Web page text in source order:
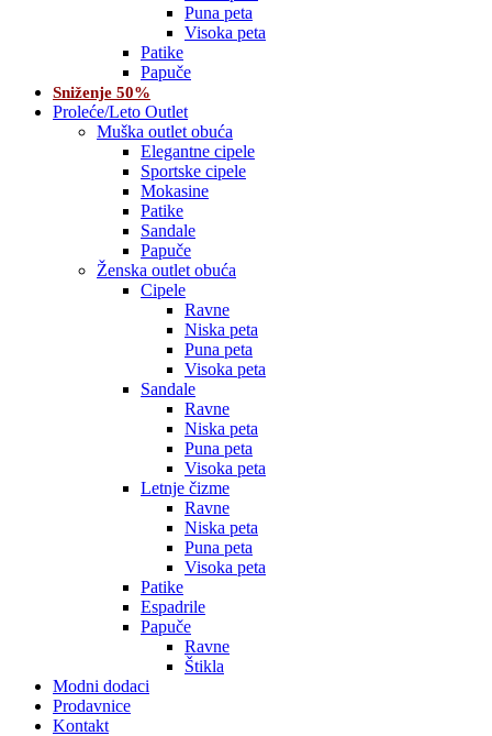
Puna peta
Visoka peta
Patike
Papuče
Sniženje 50%
Proleće/Leto Outlet
Muška outlet obuća
Elegantne cipele
Sportske cipele
Mokasine
Patike
Sandale
Papuče
Ženska outlet obuća
Cipele
Ravne
Niska peta
Puna peta
Visoka peta
Sandale
Ravne
Niska peta
Puna peta
Visoka peta
Letnje čizme
Ravne
Niska peta
Puna peta
Visoka peta
Patike
Espadrile
Papuče
Ravne
Štikla
Modni dodaci
Prodavnice
Kontakt